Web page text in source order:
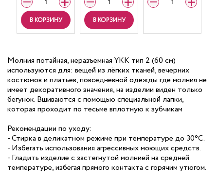
В КОРЗИНУ В КОРЗИНУ
Молния потайная, неразъемная YKK тип 2 (60 см)
используются для: вещей из лёгких тканей, вечерних
костюмов и платьев, повседневной одежды где молния не
имеет декоративного значения, на изделии виден только
бегунок. Вшиваются с помощью специальной лапки,
которая проходит по тесьме вплотную к зубчикам
Рекомендации по уходу:
- Стирка в деликатном режиме при температуре до 30°C.
- Избегать использования агрессивных моющих средств.
- Гладить изделие с застегнутой молнией на средней
температуре, избегая прямого контакта с горячим утюгом.